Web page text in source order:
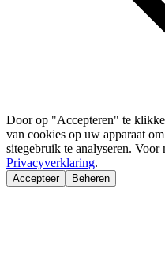
Door op "Accepteren" te
van cookies op uw apparaat
sitegebruik te analyseren.
Privacyverklaring.
Accepteer Beheren